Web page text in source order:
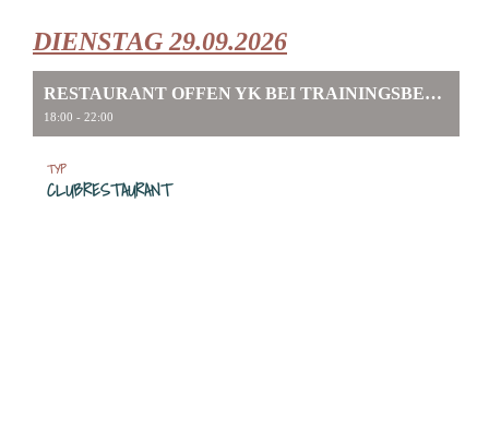
DIENSTAG 29.09.2026
RESTAURANT OFFEN YK BEI TRAININGSBETRIEB
18:00 - 22:00
TYP
CLUBRESTAURANT